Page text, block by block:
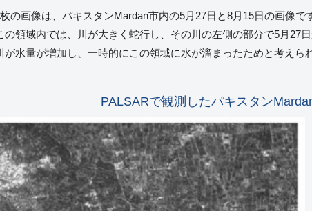
の画像は、パキスタンMardan市内の5月27日と8月15日の画像
の領域内では、川が大きく蛇行し、その川の左側の部分で5月27
が水量が増加し、一時的にこの領域に水が溜まったためと考えら
PALSARで観測したパキスタン